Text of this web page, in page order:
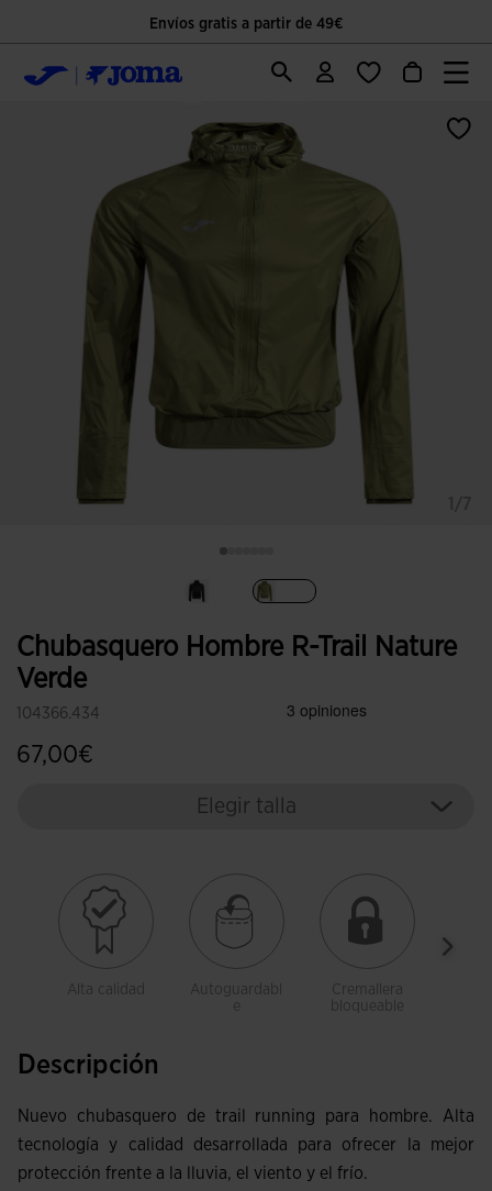
Envíos gratis a partir de 49€
Chubasquero Hombre R-Trail Nature
Verde
104366.434
67,00€
Elegir talla
Alta calidad
Autoguardabl
e
Cremallera
bloqueable
Descripción
Nuevo chubasquero de trail running para hombre. Alta
tecnología y calidad desarrollada para ofrecer la mejor
protección frente a la lluvia, el viento y el frío.